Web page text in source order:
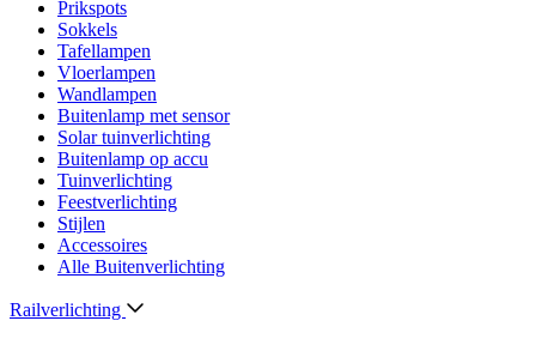
Prikspots
Sokkels
Tafellampen
Vloerlampen
Wandlampen
Buitenlamp met sensor
Solar tuinverlichting
Buitenlamp op accu
Tuinverlichting
Feestverlichting
Stijlen
Accessoires
Alle Buitenverlichting
Railverlichting